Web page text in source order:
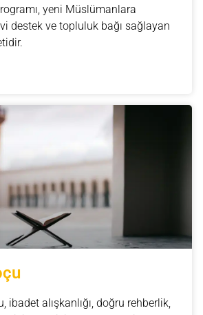
yeni Müslümanlara
destek ve topluluk bağı sağlayan
ibadet alışkanlığı, doğru rehberlik,